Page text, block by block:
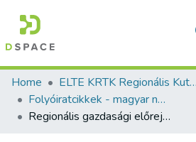
Communities &
Statistics
All of DSpace
Home
ELTE KRTK Regionális Kutatások Intézete
Folyóiratcikkek - magyar nyelvű (RKI)
Regionális gazdasági előrejelző modell, a klímaváltozás figyelembevételével